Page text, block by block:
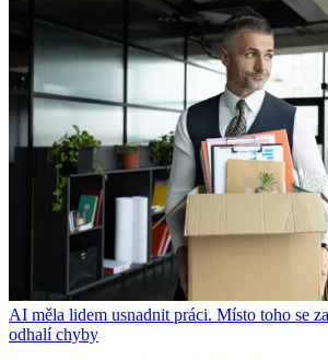
AI měla lidem usnadnit práci. Místo toho se
odhalí chyby